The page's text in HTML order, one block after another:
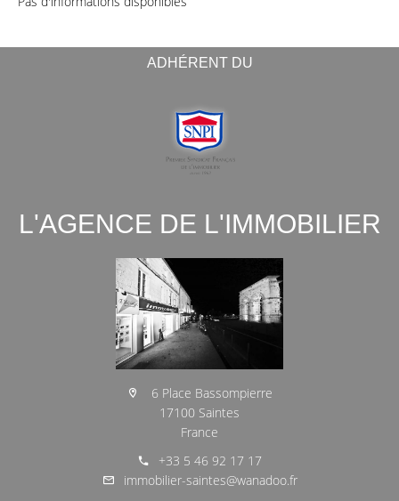
ADHÉRENT DU
L'AGENCE DE L'IMMOBILIER
6 Place Bassompierre
17100 Saintes
France
+33 5 46 92 17 17
immobilier-saintes@wanadoo.fr